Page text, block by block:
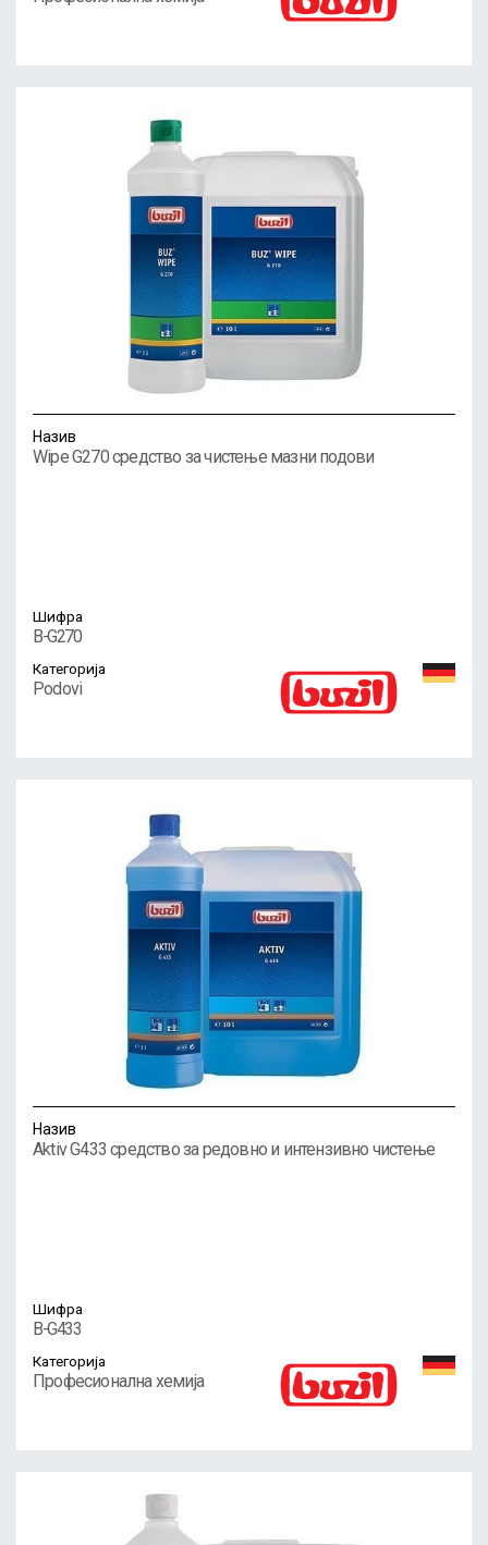
Назив
Wipe G270 средство за чистење мазни подови
Шифра
B-G270
Категорија
Podovi
Назив
Aktiv G433 средство за редовно и интензивно чистење
Шифра
B-G433
Категорија
Професионална хемија